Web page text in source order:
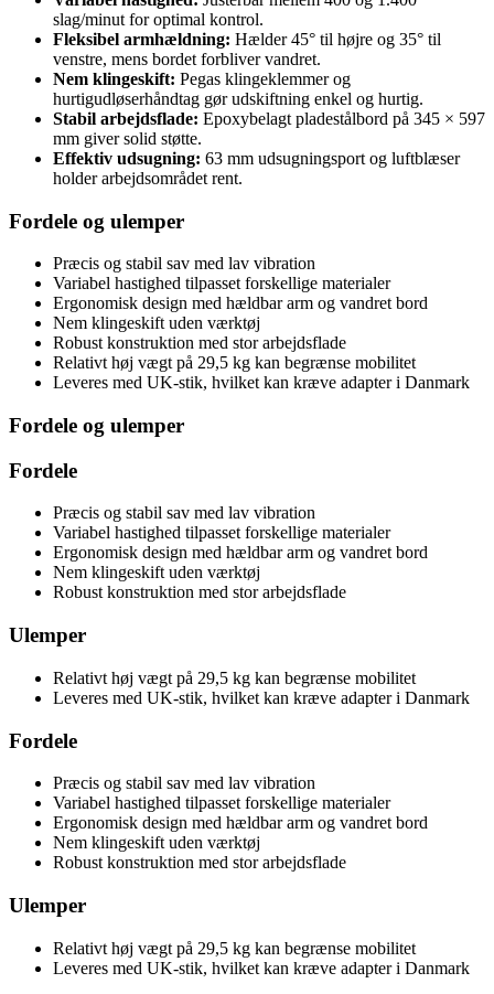
slag/minut for optimal kontrol.
Fleksibel armhældning: Hælder 45° til højre og 35° til
venstre, mens bordet forbliver vandret.
Nem klingeskift: Pegas klingeklemmer og
hurtigudløserhåndtag gør udskiftning enkel og hurtig.
Stabil arbejdsflade: Epoxybelagt pladestålbord på 345 × 597
mm giver solid støtte.
Effektiv udsugning: 63 mm udsugningsport og luftblæser
holder arbejdsområdet rent.
Fordele og ulemper
Præcis og stabil sav med lav vibration
Variabel hastighed tilpasset forskellige materialer
Ergonomisk design med hældbar arm og vandret bord
Nem klingeskift uden værktøj
Robust konstruktion med stor arbejdsflade
Relativt høj vægt på 29,5 kg kan begrænse mobilitet
Leveres med UK-stik, hvilket kan kræve adapter i Danmark
Fordele og ulemper
Fordele
Præcis og stabil sav med lav vibration
Variabel hastighed tilpasset forskellige materialer
Ergonomisk design med hældbar arm og vandret bord
Nem klingeskift uden værktøj
Robust konstruktion med stor arbejdsflade
Ulemper
Relativt høj vægt på 29,5 kg kan begrænse mobilitet
Leveres med UK-stik, hvilket kan kræve adapter i Danmark
Fordele
Præcis og stabil sav med lav vibration
Variabel hastighed tilpasset forskellige materialer
Ergonomisk design med hældbar arm og vandret bord
Nem klingeskift uden værktøj
Robust konstruktion med stor arbejdsflade
Ulemper
Relativt høj vægt på 29,5 kg kan begrænse mobilitet
Leveres med UK-stik, hvilket kan kræve adapter i Danmark